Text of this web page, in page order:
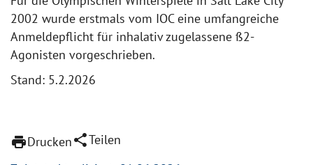
2002 wurde erstmals vom IOC eine umfangreiche
Anmeldepflicht für inhalativ zugelassene ß2-
Agonisten vorgeschrieben.
Stand: 5.2.2026
printDruckenshareTeilen